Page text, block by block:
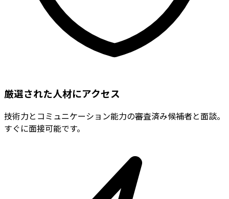
厳選された人材にアクセス
技術力とコミュニケーション能力の審査済み候補者と面談。
すぐに面接可能です。